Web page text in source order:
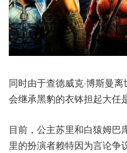
同时由于查德威克·博斯曼
会继承黑豹的衣钵担起大任
目前，公主苏里和白猿姆巴
里的扮演者赖特因为言论争